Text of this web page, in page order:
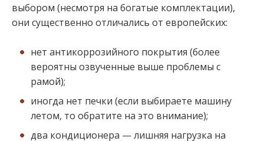
выбором (несмотря на богатые комплектации),
они существенно отличались от европейских:
нет антикоррозийного покрытия (более
вероятны озвученные выше проблемы с
рамой);
иногда нет печки (если выбираете машину
летом, то обратите на это внимание);
два кондиционера — лишняя нагрузка на